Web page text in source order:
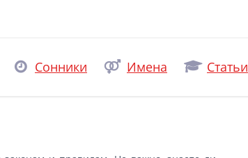
Сонники Имена Статьи